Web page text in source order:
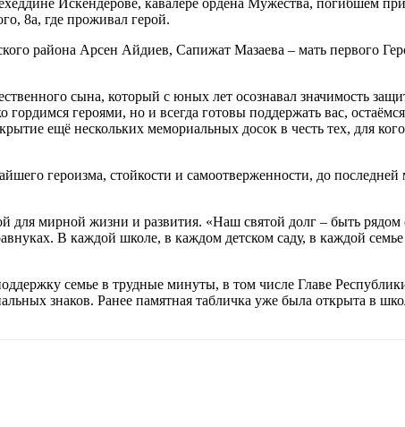
8а, где проживал герой.
района Арсен Айдиев, Сапижат Мазаева – мать первого
сына, который с юных лет осознавал значимость
героями, но и всегда готовы поддержать вас,
ещё нескольких мемориальных досок в честь тех, для
героизма, стойкости и самоотверженности, до
мирной жизни и развития. «Наш святой долг – быть рядом
В каждой школе, в каждом детском саду, в каждой
семье в трудные минуты, в том числе Главе
знаков. Ранее памятная табличка уже была открыта в